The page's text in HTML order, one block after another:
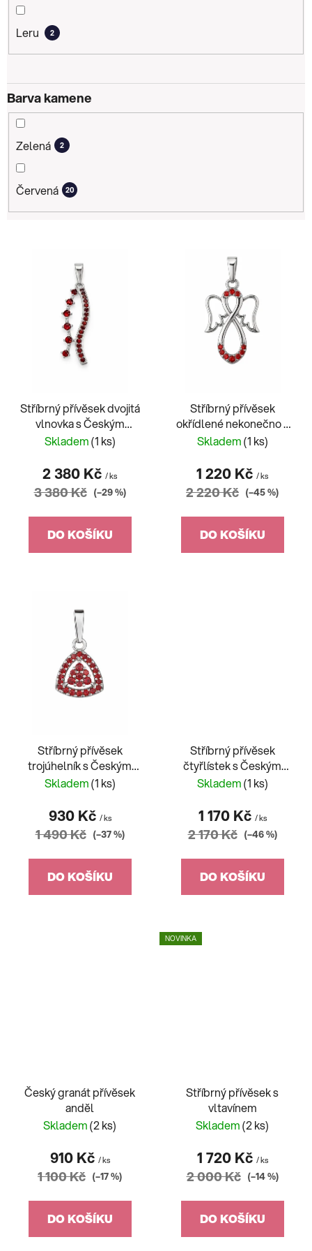
Leru 2
Barva kamene
Zelená 2
Červená 20
Stříbrný přívěsek dvojitá
vlnovka s Českým
Granátem
Skladem(1 ks)
2 380 Kč / ks
3 380 Kč (–29 %)
DO KOŠÍKU
Stříbrný přívěsek
okřídlené nekonečno s
Českým Granátem
Skladem(1 ks)
1 220 Kč / ks
2 220 Kč (–45 %)
DO KOŠÍKU
Stříbrný přívěsek
trojúhelník s Českým
Granátem
Skladem(1 ks)
930 Kč / ks
1 490 Kč (–37 %)
DO KOŠÍKU
Stříbrný přívěsek
čtyřlístek s Českým
Granátem
Skladem(1 ks)
1 170 Kč / ks
2 170 Kč (–46 %)
DO KOŠÍKU
Český granát přívěsek
anděl
Skladem(2 ks)
910 Kč / ks
1 100 Kč (–17 %)
DO KOŠÍKU
NOVINKA
Stříbrný přívěsek s
vltavínem
Skladem(2 ks)
1 720 Kč / ks
2 000 Kč (–14 %)
DO KOŠÍKU